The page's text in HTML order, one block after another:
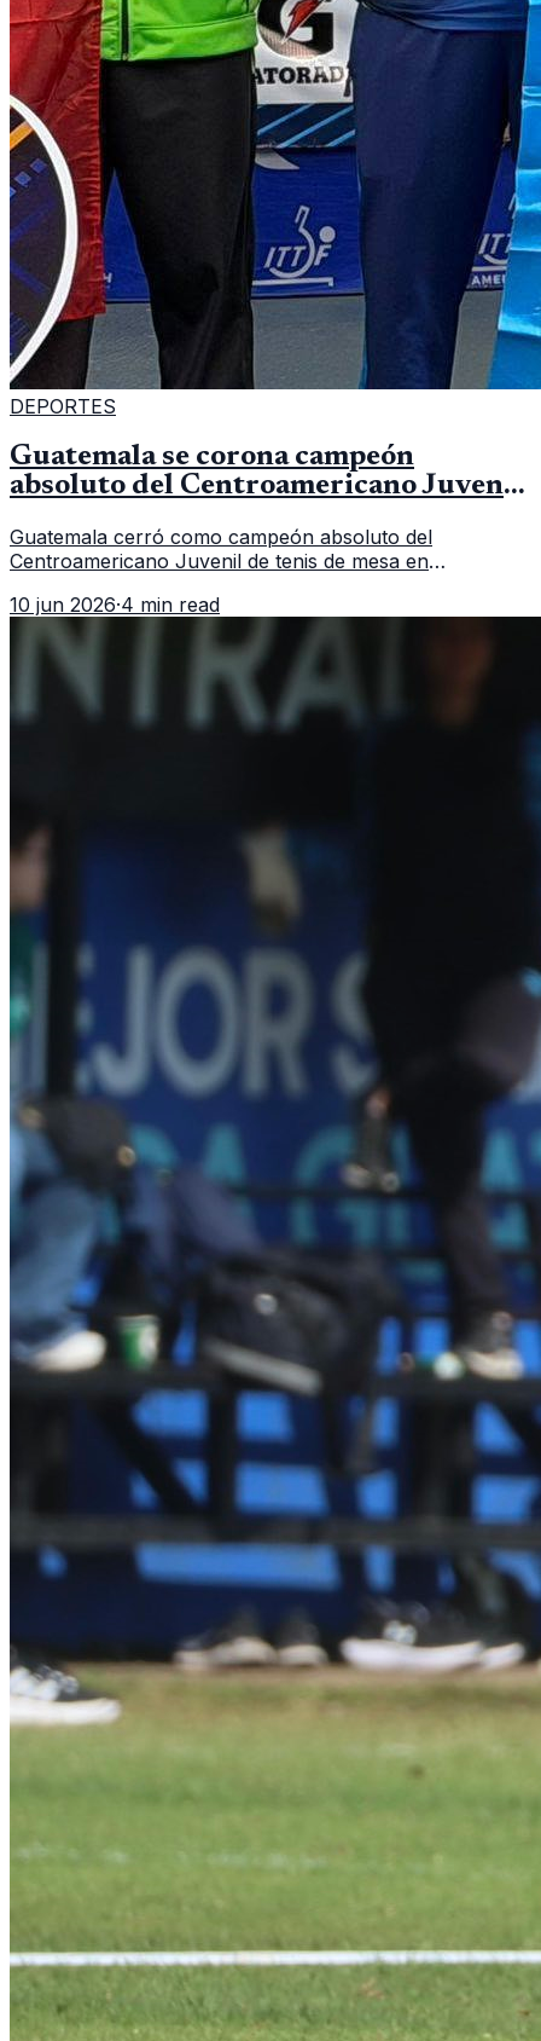
DEPORTES
Guatemala se corona campeón
absoluto del Centroamericano Juvenil
Guatemala cerró como campeón absoluto del
Centroamericano Juvenil de tenis de mesa en
cobertura oficial difundida por CDAG.
10 jun 2026·4 min read